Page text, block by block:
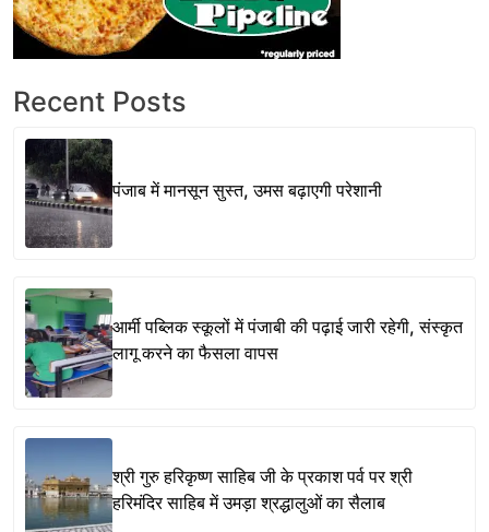
Recent Posts
पंजाब में मानसून सुस्त, उमस बढ़ाएगी परेशानी
आर्मी पब्लिक स्कूलों में पंजाबी की पढ़ाई जारी रहेगी, संस्कृत
लागू करने का फैसला वापस
श्री गुरु हरिकृष्ण साहिब जी के प्रकाश पर्व पर श्री
हरिमंदिर साहिब में उमड़ा श्रद्धालुओं का सैलाब